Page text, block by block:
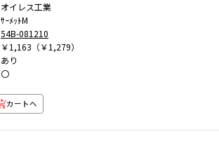
オイレス工業
ｻｰﾒｯﾄM
54B-081210
￥1,163（￥1,279）
あり
〇
カートへ